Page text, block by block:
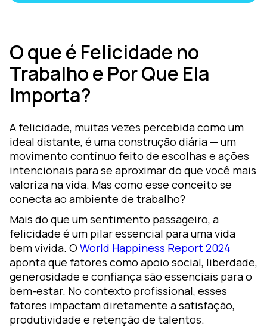
–
O que é Felicidade no
Trabalho e Por Que Ela
Importa?
A felicidade, muitas vezes percebida como um
ideal distante, é uma construção diária — um
movimento contínuo feito de escolhas e ações
intencionais para se aproximar do que você mais
valoriza na vida. Mas como esse conceito se
conecta ao ambiente de trabalho?
Mais do que um sentimento passageiro, a
felicidade é um pilar essencial para uma vida
bem vivida. O World Happiness Report 2024
aponta que fatores como apoio social, liberdade,
generosidade e confiança são essenciais para o
bem-estar. No contexto profissional, esses
fatores impactam diretamente a satisfação,
produtividade e retenção de talentos.